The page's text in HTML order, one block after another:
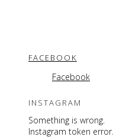
FACEBOOK
Facebook
INSTAGRAM
Something is wrong.
Instagram token error.